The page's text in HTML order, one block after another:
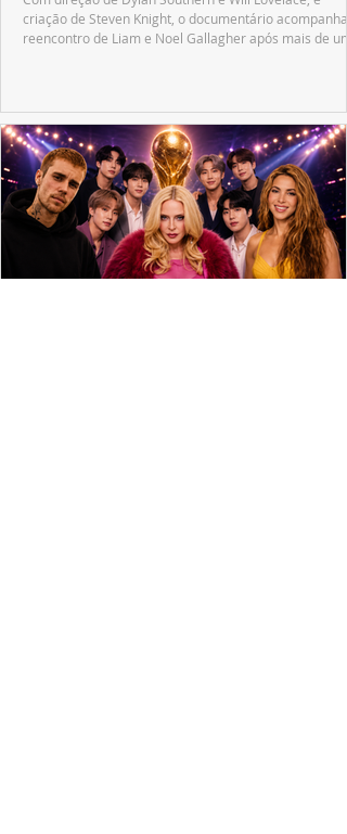
criação de Steven Knight, o documentário acompanha
reencontro de Liam e Noel Gallagher após mais de